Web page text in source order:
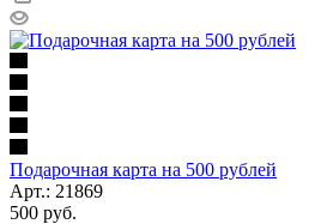
Подарочная карта на 500 рублей
Арт.: 21869
500 руб.